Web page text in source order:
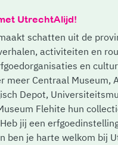
UtrechtAlijd!
schatten uit de
activiteiten en
en
meer Centraal Museum,
Depot,
Flehite hun
jij een
ben je harte welkom bij